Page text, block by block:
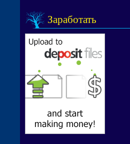
Заработать